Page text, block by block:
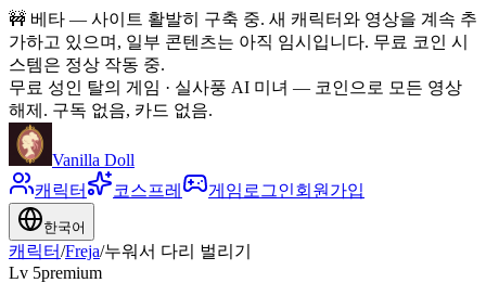
🚧 베타 — 사이트 활발히 구축 중. 새 캐릭터와 영상을 계속 추
가하고 있으며, 일부 콘텐츠는 아직 임시입니다. 무료 코인 시
스템은 정상 작동 중.
무료 성인 탈의 게임 · 실사풍 AI 미녀 — 코인으로 모든 영상
해제. 구독 없음, 카드 없음.
Vanilla Doll
캐릭터
코스프레 게임 로그인회원가입
한국어
캐릭터/Freja/누워서 다리 벌리기
Lv 5premium